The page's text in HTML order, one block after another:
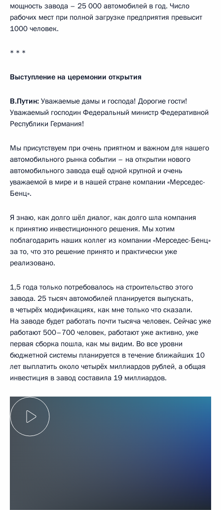
мощность завода – 25 000 автомобилей в год. Число
рабочих мест при полной загрузке предприятия превысит
1000 человек.
* * *
Выступление на церемонии открытия
В.Путин: Уважаемые дамы и господа! Дорогие гости!
Уважаемый господин Федеральный министр Федеративной
Республики Германия!
Мы присутствуем при очень приятном и важном для нашего
автомобильного рынка событии – на открытии нового
автомобильного завода ещё одной крупной и очень
уважаемой в мире и в нашей стране компании «Мерседес-
Бенц».
Я знаю, как долго шёл диалог, как долго шла компания
к принятию инвестиционного решения. Мы хотим
поблагодарить наших коллег из компании «Мерседес-Бенц»
за то, что это решение принято и практически уже
реализовано.
1,5 года только потребовалось на строительство этого
завода. 25 тысяч автомобилей планируется выпускать,
в четырёх модификациях, как мне только что сказали.
На заводе будет работать почти тысяча человек. Сейчас уже
работают 500–700 человек, работают уже активно, уже
первая сборка пошла, как мы видим. Во все уровни
бюджетной системы планируется в течение ближайших 10
лет выплатить около четырёх миллиардов рублей, а общая
инвестиция в завод составила 19 миллиардов.